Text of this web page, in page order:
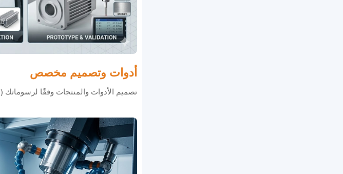
أدوات وتصميم مخصص
تصميم الأدوات والمنتجات وفقًا لرسوماتك (OEM/ODM).